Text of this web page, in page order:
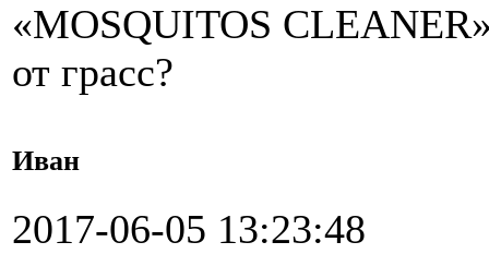
«MOSQUITOS
от грасс?
Иван
2017-06-05 13:23:48